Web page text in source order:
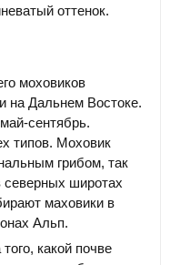
оттенок.
моховиков
на Дальнем Востоке.
сентябрь.
типов. Моховик
грибом, так
северных широтах
маховики в
Альп.
какой почве